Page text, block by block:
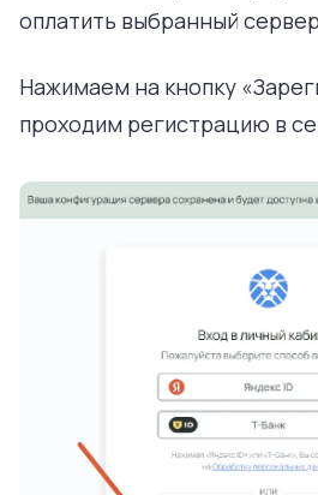
оплатить выбранный
Нажимаем на кнопку
проходим регистрацию в